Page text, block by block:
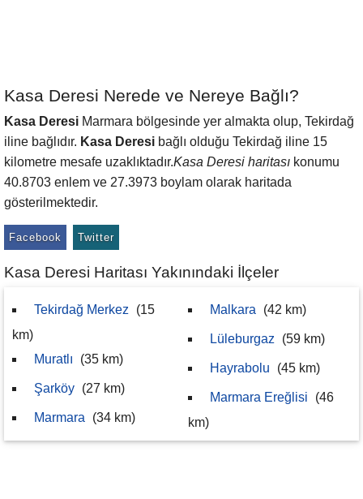
Kasa Deresi Nerede ve Nereye Bağlı?
Kasa Deresi Marmara bölgesinde yer almakta olup, Tekirdağ
iline bağlıdır. Kasa Deresi bağlı olduğu Tekirdağ iline 15
kilometre mesafe uzaklıktadır.Kasa Deresi haritası konumu
40.8703 enlem ve 27.3973 boylam olarak haritada
gösterilmektedir.
Facebook Twitter
Kasa Deresi Haritası Yakınındaki İlçeler
Tekirdağ Merkez
(15
km)
Muratlı
(35 km)
Şarköy (27 km)
Marmara (34 km)
Malkara (42 km)
Lüleburgaz (59 km)
Hayrabolu (45 km)
Marmara Ereğlisi
(46
km)